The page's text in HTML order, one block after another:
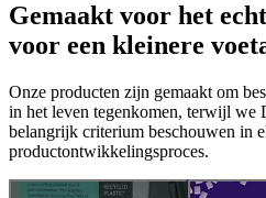
Gemaakt voor het
voor een kleinere
Onze producten zijn gemaakt om
in het leven tegenkomen, terwijl
belangrijk criterium beschouwen in
productontwikkelingsproces.